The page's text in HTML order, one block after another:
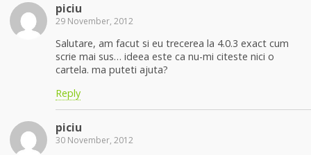
piciu
29 November, 2012
Salutare, am facut si eu trecerea la 4.0.3 exact cum
scrie mai sus… ideea este ca nu-mi citeste nici o
cartela. ma puteti ajuta?
Reply
piciu
30 November, 2012